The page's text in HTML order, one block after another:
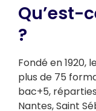
Qu’est-
?
Fondé en 1920,
plus de 75
bac+5,
Nantes, Saint